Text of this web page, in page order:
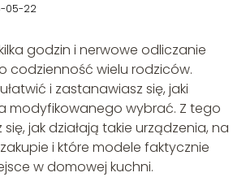
05-22
godzin i nerwowe odliczanie
codzienność wielu rodziców.
i zastanawiasz się, jaki
modyfikowanego wybrać. Z tego
się, jak działają takie urządzenia, na
i które modele faktycznie
w domowej kuchni.